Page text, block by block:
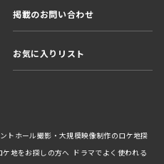
掲載のお問い合わせ
お気に入りリスト
トホール撮影・大規模映像制作のロケ地探
地をお探しの方へ ドラマでよく使われる